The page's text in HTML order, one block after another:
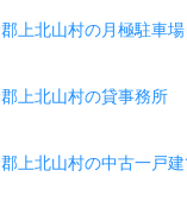
上北山村の月極駐車場
上北山村の貸事務所
上北山村の中古一戸